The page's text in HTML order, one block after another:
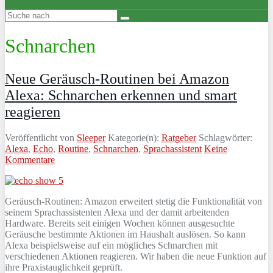
Schnarchen
Neue Geräusch-Routinen bei Amazon
Alexa: Schnarchen erkennen und smart
reagieren
Veröffentlicht von Sleeper Kategorie(n): RatgeberSchlagwörter:
Alexa, Echo, Routine, Schnarchen, Sprachassistent Keine
Kommentare
Geräusch-Routinen: Amazon erweitert stetig die Funktionalität von
seinem Sprachassistenten Alexa und der damit arbeitenden
Hardware. Bereits seit einigen Wochen können ausgesuchte
Geräusche bestimmte Aktionen im Haushalt auslösen. So kann
Alexa beispielsweise auf ein mögliches Schnarchen mit
verschiedenen Aktionen reagieren. Wir haben die neue Funktion auf
ihre Praxistauglichkeit geprüft.